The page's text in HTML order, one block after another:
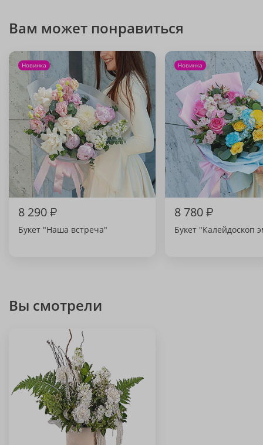
Вам может понравиться
Новинка
8 290₽
Букет "Наша встреча"
Новинка
8 780₽
Букет "Калейдоскоп
Вы смотрели